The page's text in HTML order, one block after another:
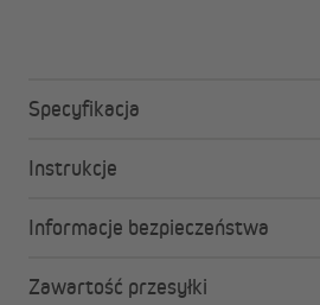
Specyfikacja
Instrukcje
Informacje bezpieczeństwa
Zawartość przesyłki